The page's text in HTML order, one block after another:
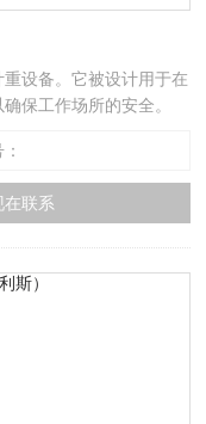
设备。它被设计用于在
保工作场所的安全。
在联系